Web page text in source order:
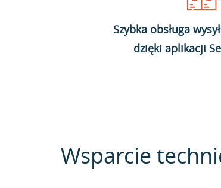
Szybka obsługa
dzięki aplikacji
Wsparcie